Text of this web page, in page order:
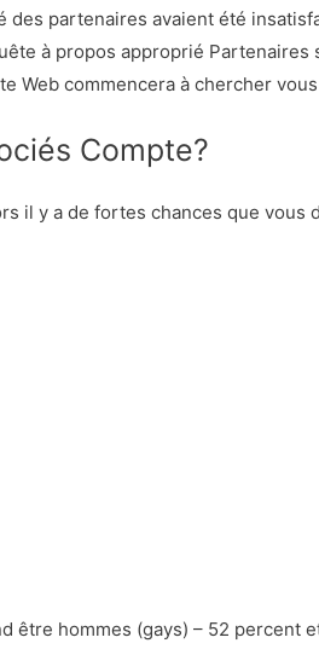
des partenaires avaient été
à propos approprié
commencera à chercher
Compte?
il y a de fortes chances que vous
hommes (gays) – 52 percent